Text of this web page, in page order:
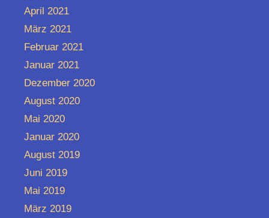
April 2021
März 2021
Februar 2021
Januar 2021
Dezember 2020
August 2020
Mai 2020
Januar 2020
August 2019
Juni 2019
Mai 2019
März 2019